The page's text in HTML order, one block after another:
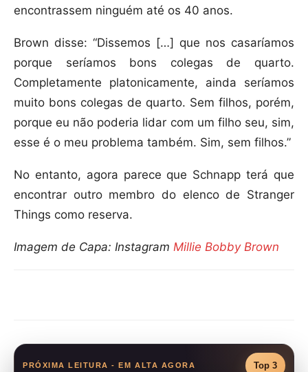
encontrassem ninguém até os 40 anos.
Brown disse: “Dissemos […] que nos casaríamos
porque seríamos bons colegas de quarto.
Completamente platonicamente, ainda seríamos
muito bons colegas de quarto. Sem filhos, porém,
porque eu não poderia lidar com um filho seu, sim,
esse é o meu problema também. Sim, sem filhos.”
No entanto, agora parece que Schnapp terá que
encontrar outro membro do elenco de Stranger
Things como reserva.
Imagem de Capa: Instagram Millie Bobby Brown
PRÓXIMA LEITURA - EM ALTA AGORA Top 3